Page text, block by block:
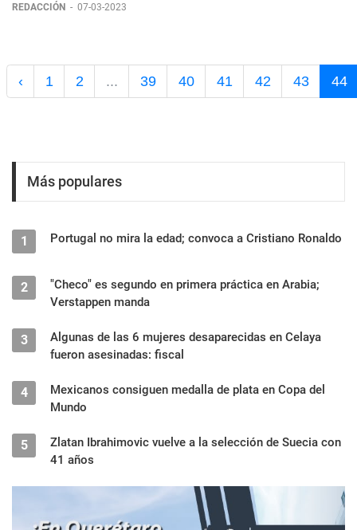
REDACCIÓN - 07-03-2023
‹ 1 2 ... 39 40 41 42 43 44
Más populares
1 Portugal no mira la edad; convoca a Cristiano Ronaldo
2
"Checo" es segundo en primera práctica en Arabia;
Verstappen manda
3
Algunas de las 6 mujeres desaparecidas en Celaya
fueron asesinadas: fiscal
4
Mexicanos consiguen medalla de plata en Copa del
Mundo
5
Zlatan Ibrahimovic vuelve a la selección de Suecia con
41 años